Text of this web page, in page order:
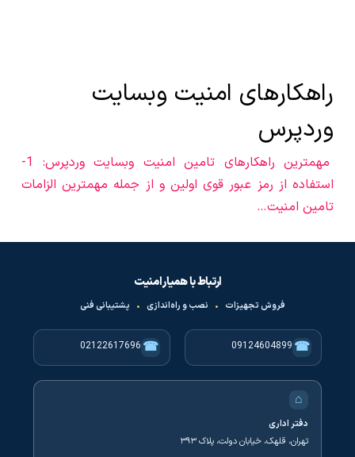
راهکارهای امنیت وبسایت
وردپرس
مهمترین راهکارهای تامین امنیت وبسایت وردپرس: 1-
استفاده از رمز عبور قوی اولین و از جمله مهمترین الزامات
تامین امنیت…
ارتباط با همیار امنیت
فروش تجهیزات • نصب و راه‌اندازی • پشتیبانی فنی
☎
09124604899
☎
02122617696
⌂
دفتر اداری
تهران، قلهک، خیابان دولت، پلاک ۳۹۳